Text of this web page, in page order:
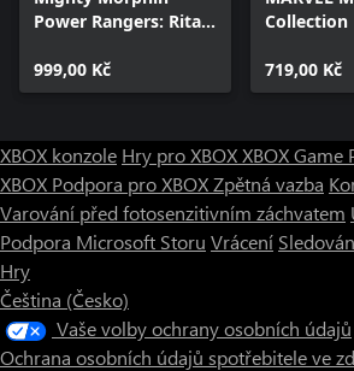
Power Rangers: Rita's
999,00 Kč
Collection
719,00 Kč
XBOX konzole Hry pro XBOXXBOX Game
XBOX Podpora pro XBOXZpětná vazba
Varování před fotosenzitivním záchvatem
Podpora Microsoft Storu Vrácení
Hry
Čeština (Česko)
Vaše volby ochrany osobních údajů
Ochrana osobních údajů spotřebitele ve